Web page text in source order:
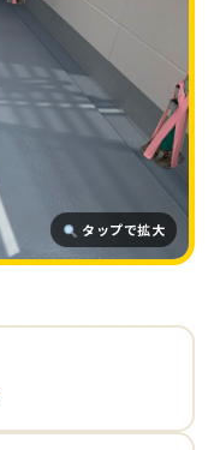
タップで拡大